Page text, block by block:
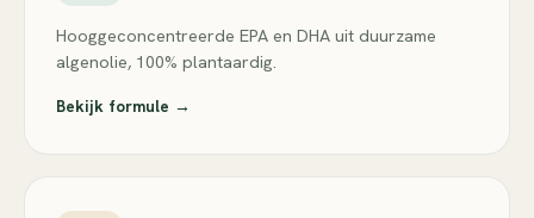
Hooggeconcentreerde EPA en DHA uit duurzame
algenolie, 100% plantaardig.
Bekijk formule →